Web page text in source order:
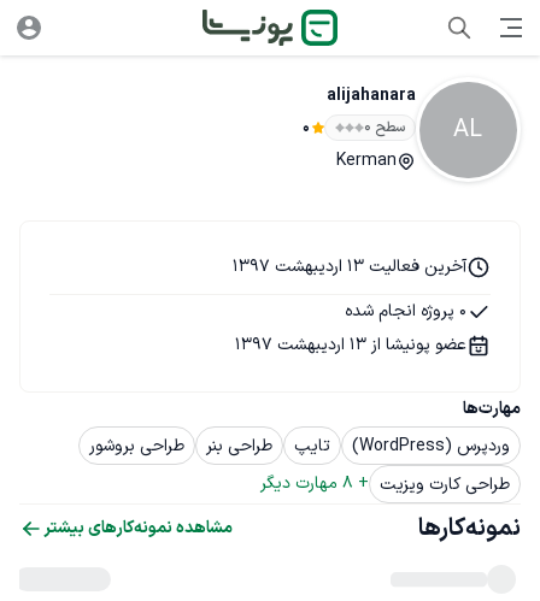
AL
alijahanara
سطح ۰ 0
Kerman
مهارت‌ها
وردپرس (WordPress)
تایپ طراحی بنر
طراحی بروشور
طراحی کارت ویزیت +
8 مهارت دیگر
آخرین فعالیت 13 اردیبهشت 1397
0 پروژه انجام شده
عضو پونیشا از 13 اردیبهشت 1397
نمونه‌کارها مشاهده نمونه‌کارهای بیشتر